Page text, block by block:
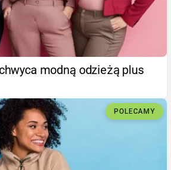
modną odzieżą plus
POLECAMY